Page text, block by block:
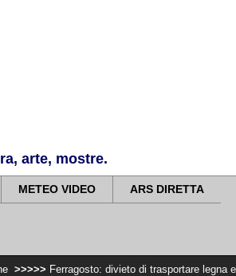
arte, mostre.
METEO VIDEO ARS DIRETTA
divieto di trasportare legna e fare falò,